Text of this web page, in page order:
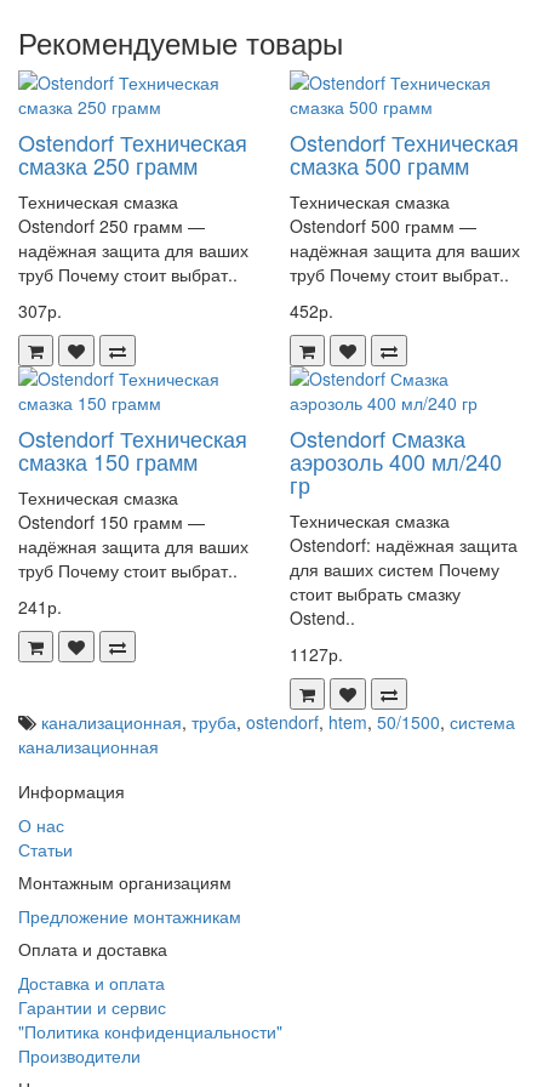
Не упустите возможность приобрести качественную
канализационную трубу Ostendorf HTEM 50/1500′ по выгодной
цене! Сделайте вашу систему канализации надёжной и долговечной
с продукцией Ostendorf!
Канализационные трубы Ostendorf по системе HT(бесшумная
канализация) используются в бытовой и дождевой системах
канализации.
Характеристики:
Диаметр - 50мм
Канализационная труба Ostendorf HTEM 50/1500 — надежное
решение для организации внутренней и наружной канализации.
Изготовленная из высококачественного полипропилена, она
обеспечивает долговечность и устойчивость к коррозии.
Эта канализационная труба Ostendorf HTEM 50/1500 идеально
подходит для монтажа в жилых и коммерческих зданиях. Благодаря
модель, вы получаете гарантированное качество и надежность на
долгие годы.
Рекомендуемые товары
Ostendorf Техническая
смазка 250 грамм
Техническая смазка
Ostendorf 250 грамм —
надёжная защита для ваших
труб Почему стоит выбрат..
307р.
Ostendorf Техническая
смазка 500 грамм
Техническая смазка
Ostendorf 500 грамм —
надёжная защита для ваших
труб Почему стоит выбрат..
452р.
Ostendorf Техническая
смазка 150 грамм
Техническая смазка
Ostendorf 150 грамм —
надёжная защита для ваших
труб Почему стоит выбрат..
241р.
Ostendorf Смазка
аэрозоль 400 мл/240
гр
Техническая смазка
Ostendorf: надёжная защита
для ваших систем Почему
стоит выбрать смазку
Ostend..
1127р.
канализационная, труба, ostendorf, htem, 50/1500, система
канализационная
Информация
О нас
Статьи
Монтажным организациям
Предложение монтажникам
Оплата и доставка
Доставка и оплата
Гарантии и сервис
"Политика конфиденциальности"
Производители